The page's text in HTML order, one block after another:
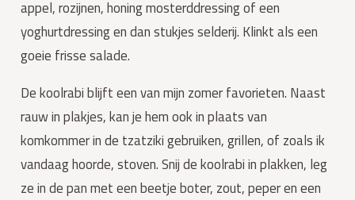
appel, rozijnen, honing mosterddressing of een
yoghurtdressing en dan stukjes selderij. Klinkt als een
goeie frisse salade.
De koolrabi blijft een van mijn zomer favorieten. Naast
rauw in plakjes, kan je hem ook in plaats van
komkommer in de tzatziki gebruiken, grillen, of zoals ik
vandaag hoorde, stoven. Snij de koolrabi in plakken, leg
ze in de pan met een beetje boter, zout, peper en een